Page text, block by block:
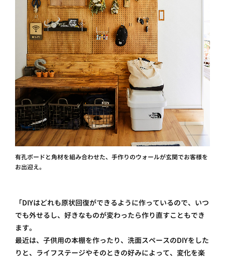
有孔ボードと角材を組み合わせた、手作りのウォールが玄関でお客様を
お出迎え。
「DIYはどれも原状回復ができるように作っているので、いつ
でも外せるし、好きなものが変わったら作り直すこともでき
ます。
最近は、子供用の本棚を作ったり、洗面スペースのDIYをした
りと、ライフステージやそのときの好みによって、変化を楽